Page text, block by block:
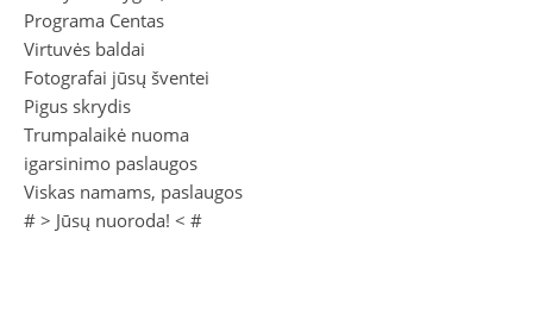
Programa Centas
Virtuvės baldai
Fotografai jūsų šventei
Pigus skrydis
Trumpalaikė nuoma
igarsinimo paslaugos
Viskas namams, paslaugos
# > Jūsų nuoroda! < #